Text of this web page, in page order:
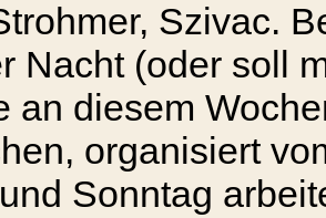
Szivac.
Nacht (oder soll
an diesem
organisiert
Sonntag